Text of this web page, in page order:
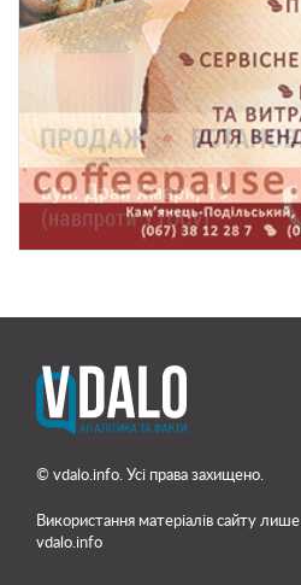
© vdalo.info. Усі права захищено.
Використання матеріалів сайту лише
vdalo.info